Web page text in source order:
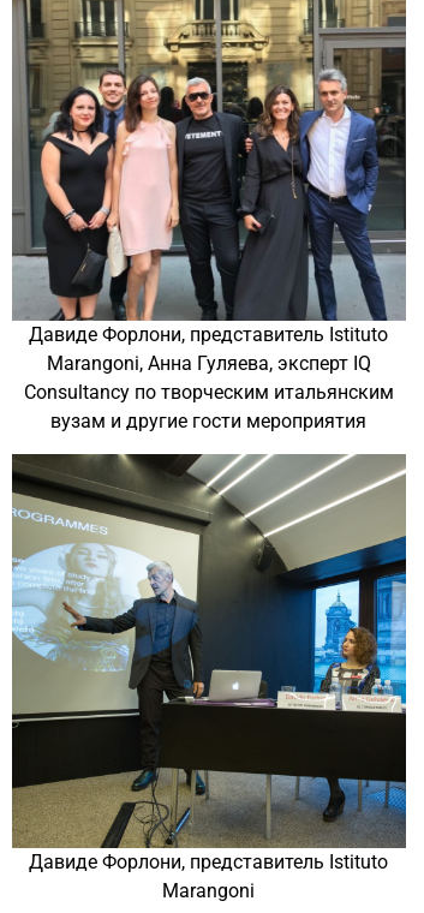
Давиде Форлони, представитель Istituto
Marangoni, Анна Гуляева, эксперт IQ
Consultancy по творческим итальянским
вузам и другие гости мероприятия
Давиде Форлони, представитель Istituto
Marangoni